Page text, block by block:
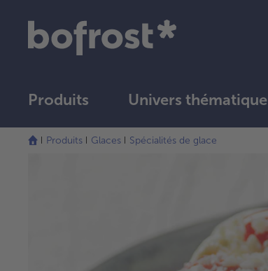
Produits Univers thématique
Produits Glaces Spécialités de glace